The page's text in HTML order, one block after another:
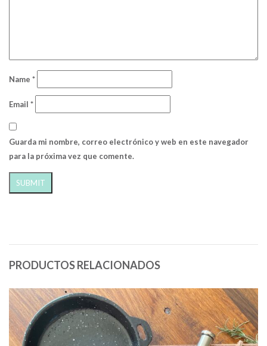
Name *
Email *
Guarda mi nombre, correo electrónico y web en este navegador
para la próxima vez que comente.
PRODUCTOS RELACIONADOS